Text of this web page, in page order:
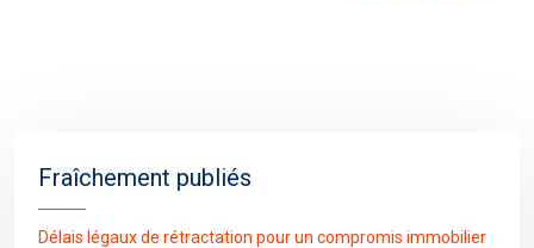
Fraîchement publiés
Délais légaux de rétractation pour un compromis immobilier